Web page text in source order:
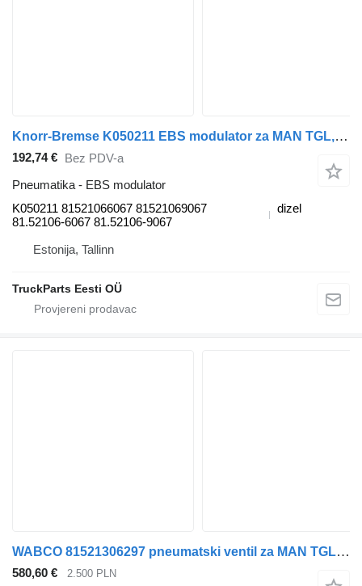
Knorr-Bremse K050211 EBS modulator za MAN TGL, TGM, TGS, TGX (2005-2021) tegljača
192,74 € Bez PDV-a
Pneumatika - EBS modulator
K050211 81521066067 81521069067
81.52106-6067 81.52106-9067
dizel
Estonija, Tallinn
TruckParts Eesti OÜ
WABCO 81521306297 pneumatski ventil za MAN TGL TGM tegljača
580,60 € 2.500 PLN